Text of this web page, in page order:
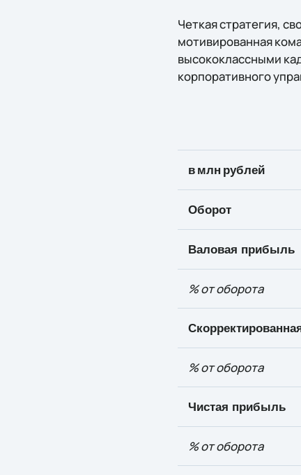
Четкая стратегия,
мотивированная
высококлассными
корпоративного
в млн рублей
Оборот
Валовая прибыль
% отоборота
% отоборота
Чистая прибыль
% отоборота